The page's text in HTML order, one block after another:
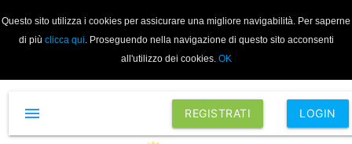
Questo sito utilizza i cookies per assicurare una migliore navigabilità. Per saperne
di più clicca qui. Proseguendo nella navigazione di questo sito acconsenti
all'utilizzo dei cookies. OK
REGISTRATI LOGIN
menu